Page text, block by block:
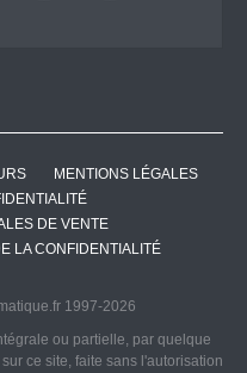
MENTIONS LÉGALES
DE VENTE
LA CONFIDENTIALITÉ
1997-2026
ou partielle, par quelque
ce site, faite sans l'autorisation